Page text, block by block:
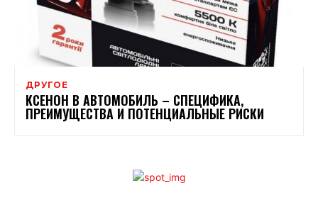
ДРУГОЕ
КСЕНОН В АВТОМОБИЛЬ – СПЕЦИФИКА,
ПРЕИМУЩЕСТВА И ПОТЕНЦИАЛЬНЫЕ РИСКИ